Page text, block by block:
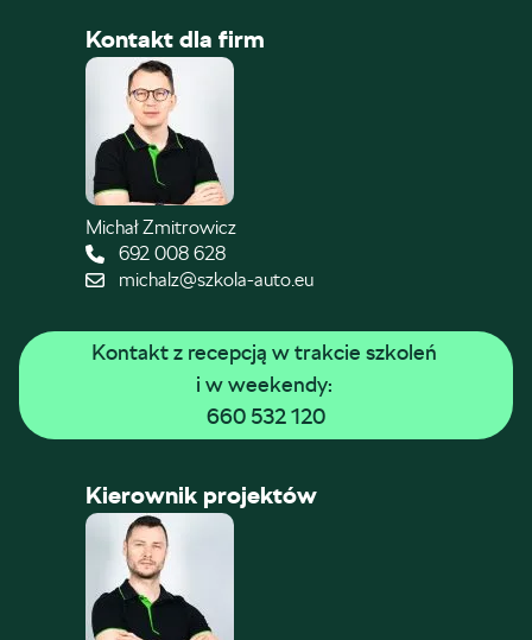
Kontakt dla firm
Michał Zmitrowicz
692 008 628
michalz@szkola-auto.eu
Kontakt z recepcją w trakcie szkoleń
i w weekendy:
660 532 120
Kierownik projektów